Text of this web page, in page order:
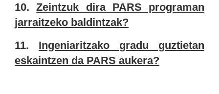
10.Zeintzuk dira PARS programan
jarraitzeko baldintzak?
11. Ingeniaritzako gradu guztietan
eskaintzen da PARS aukera?